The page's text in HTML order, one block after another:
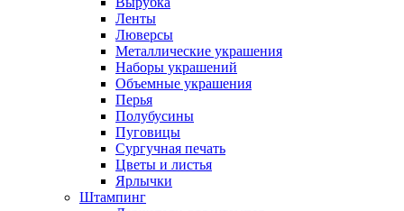
Ленты
Люверсы
Металлические украшения
Наборы украшений
Объемные украшения
Перья
Полубусины
Пуговицы
Сургучная печать
Цветы и листья
Ярлычки
Штампинг